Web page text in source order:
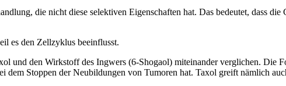
die nicht diese selektiven Eigenschaften hat. Das bedeutet, dass
es den Zellzyklus beeinflusst.
und den Wirkstoff des Ingwers (6-Shogaol) miteinander verglichen. Die
Stoppen der Neubildungen von Tumoren hat. Taxol greift nämlich